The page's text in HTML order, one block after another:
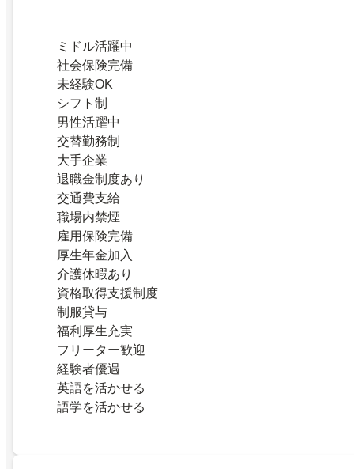
ミドル活躍中
社会保険完備
未経験OK
シフト制
男性活躍中
交替勤務制
大手企業
退職金制度あり
交通費支給
職場内禁煙
雇用保険完備
厚生年金加入
介護休暇あり
資格取得支援制度
制服貸与
福利厚生充実
フリーター歓迎
経験者優遇
英語を活かせる
語学を活かせる